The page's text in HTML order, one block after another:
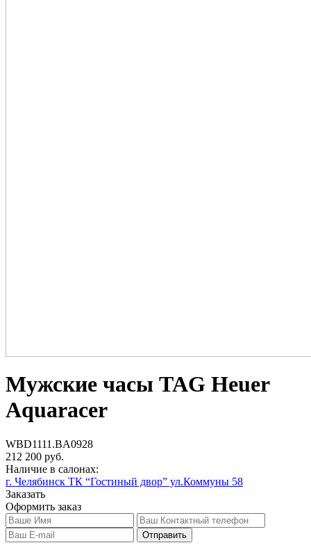
Мужские часы TAG Heuer
Aquaracer
WBD1111.BA0928
212 200 руб.
Наличие в салонах:
г. Челябинск ТК “Гостиный двор” ул.Коммуны 58
Заказать
Оформить заказ
Отправить